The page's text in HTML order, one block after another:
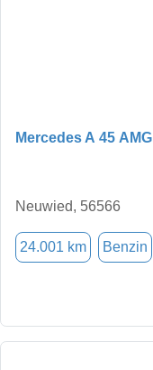
Mercedes A 45 AMG
Neuwied, 56566
24.001 km Benzin